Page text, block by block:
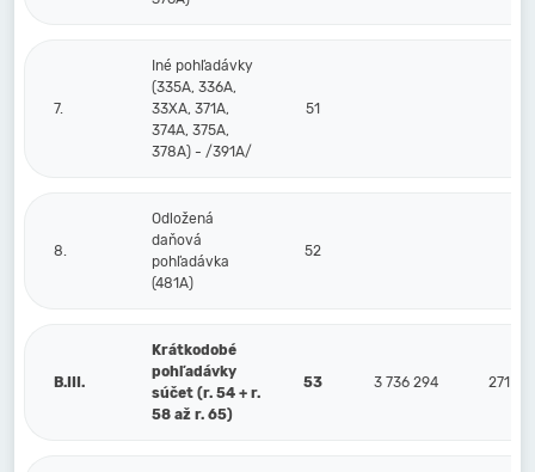
7.
Iné pohľadávky
(335A, 336A,
33XA, 371A,
374A, 375A,
378A) - /391A/
51
8.
Odložená
daňová
pohľadávka
(481A)
52
B.III.
Krátkodobé
pohľadávky
súčet (r. 54 + r.
58 až r. 65)
53 3 736 294 271